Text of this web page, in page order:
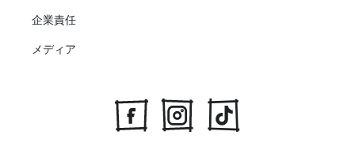
企業責任
メディア